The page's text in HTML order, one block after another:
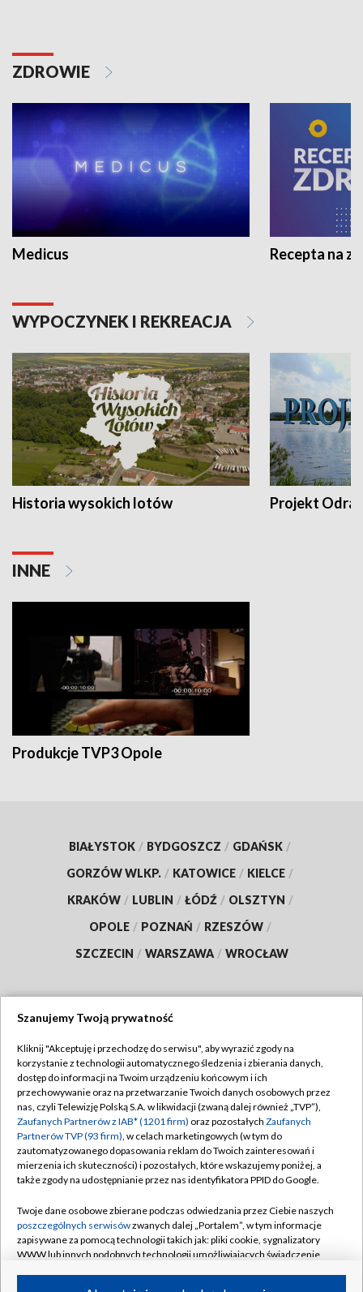
ZDROWIE
Medicus Recepta na
WYPOCZYNEK I REKREACJA
Historia wysokich lotów Projekt Odra
INNE
Produkcje TVP3 Opole
BIAŁYSTOK / BYDGOSZCZ / GDAŃSK /
GORZÓW WLKP. / KATOWICE / KIELCE /
KRAKÓW / LUBLIN / ŁÓDŹ / OLSZTYN /
OPOLE / POZNAŃ / RZESZÓW /
SZCZECIN / WARSZAWA / WROCŁAW
TVP
Abonament TVP
Emisja w TVP
Centrum informacji TVP
Naziemna Telewizja Cyfrowa
Rada Programowa
System NOS
Informacje o nadawcy
Regulamin TVP
Polityka prywatności
Moje zgody
Pomoc
Kontakt
Kanały
Szanujemy Twoją prywatność
Kliknij "Akceptuję i przechodzę do serwisu", aby wyrazić zgody na
korzystanie z technologii automatycznego śledzenia i zbierania danych,
dostęp do informacji na Twoim urządzeniu końcowym i ich
przechowywanie oraz na przetwarzanie Twoich danych osobowych przez
nas, czyli Telewizję Polską S.A. w likwidacji (zwaną dalej również „TVP”),
Zaufanych Partnerów z IAB* (1201 firm) oraz pozostałych Zaufanych
Partnerów TVP (93 firm), w celach marketingowych (w tym do
zautomatyzowanego dopasowania reklam do Twoich zainteresowań i
mierzenia ich skuteczności) i pozostałych, które wskazujemy poniżej, a
także zgody na udostępnianie przez nas identyfikatora PPID do Google.
Twoje dane osobowe zbierane podczas odwiedzania przez Ciebie naszych
poszczególnych serwisówzwanych dalej „Portalem”, w tym informacje
zapisywane za pomocą technologii takich jak: pliki cookie, sygnalizatory
WWW lub innych podobnych technologii umożliwiających świadczenie